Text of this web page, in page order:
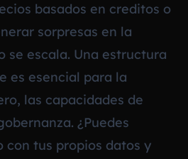
basados en creditos o
sorpresas en la
se escala. Una estructura
es esencial para la
las capacidades de
¿Puedes
con tus propios datos y